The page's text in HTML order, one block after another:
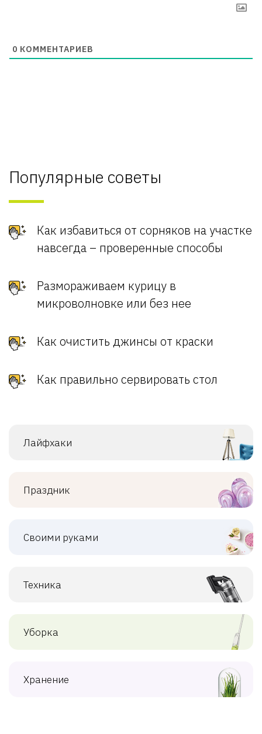
0 КОММЕНТАРИЕВ
Популярные советы
Как избавиться от сорняков на участке
навсегда – проверенные способы
Размораживаем курицу в
микроволновке или без нее
Как очистить джинсы от краски
Как правильно сервировать стол
Лайфхаки
Праздник
Своими руками
Техника
Уборка
Хранение